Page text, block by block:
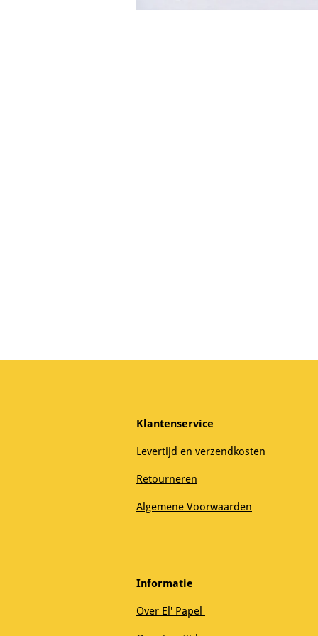
Klantenservice
Levertijd en verzendkosten
Retourneren
Algemene Voorwaarden
Informatie
Over El' Papel